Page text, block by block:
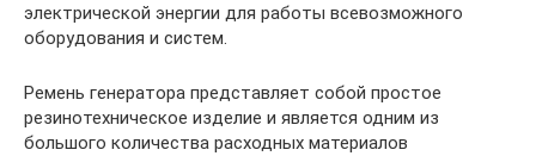
электрической энергии для работы всевозможного
оборудования и систем.
Ремень генератора представляет собой простое
резинотехническое изделие и является одним из
большого количества расходных материалов